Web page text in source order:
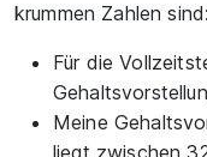
krummen Zahlen sind:
Für die
Meine
liegt zwischen